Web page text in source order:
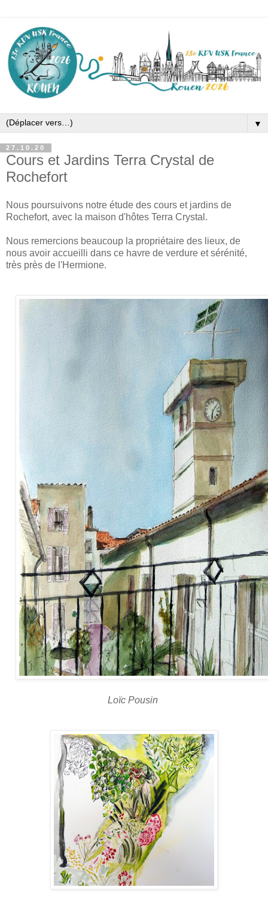
▼
27.10.20
Cours et Jardins Terra Crystal de
Rochefort
Nous poursuivons notre étude des cours et jardins de
Rochefort, avec la maison d'hôtes Terra Crystal.
Nous remercions beaucoup la propriétaire des lieux, de
nous avoir accueilli dans ce havre de verdure et sérénité,
très près de l'Hermione.
Loïc Pousin